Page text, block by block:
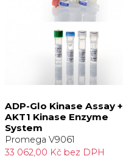
ADP-Glo Kinase Assay +
AKT1 Kinase Enzyme
System
Promega V9061
33 062,00 Kč bez DPH